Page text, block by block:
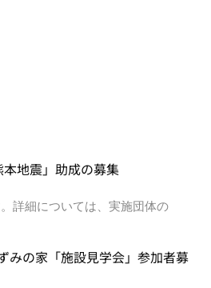
本地震」助成の募集
詳細については、実施団体の
みの家「施設見学会」参加者募